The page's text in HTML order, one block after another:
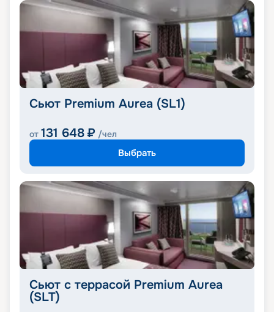
Сьют Premium Aurea (SL1)
от 131 648 ₽ /чел
Выбрать
Сьют с террасой Premium Aurea
(SLT)